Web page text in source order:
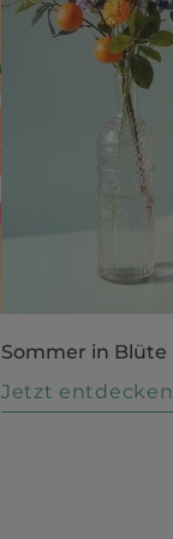
Sommer in Blüte
Jetzt entdecken